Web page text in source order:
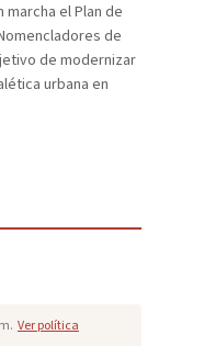
marcha el Plan de
de
de modernizar
urbana en
Ver política